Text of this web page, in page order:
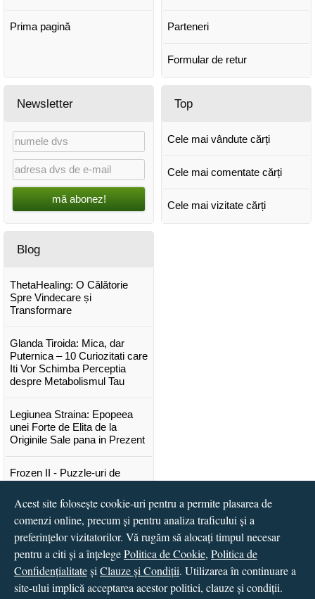
Prima pagină Parteneri
Formular de retur
Newsletter
mă abonez!
Top
Cele mai vândute cărți
Cele mai comentate cărți
Cele mai vizitate cărți
Blog
ThetaHealing: O Călătorie
Spre Vindecare și
Transformare
Glanda Tiroida: Mica, dar
Puternica – 10 Curiozitati care
Iti Vor Schimba Perceptia
despre Metabolismul Tau
Legiunea Straina: Epopeea
unei Forte de Elita de la
Originile Sale pana in Prezent
Frozen II - Puzzle-uri de
Lansare "Portocalele verzi" de
Vitali Cipileaga
...toate știrile
© 2016 - 2026S.C. CCN Books SRL
Acest site folosește cookie-uri pentru a permite plasarea de
comenzi online, precum și pentru analiza traficului și a
preferințelor vizitatorilor. Vă rugăm să alocați timpul necesar
pentru a citi și a înțelegePolitica de Cookie, Politica de
Confidențialitateși Clauze și Condiții. Utilizarea în continuare a
site-ului implică acceptarea acestor politici, clauze și condiții.